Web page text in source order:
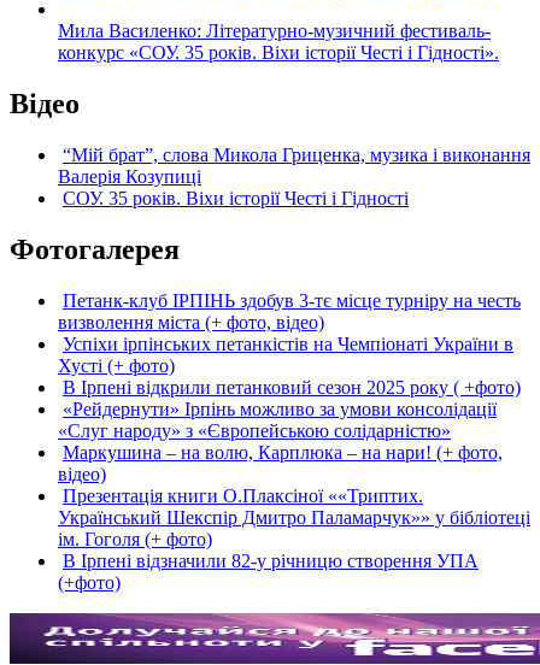
Мила Василенко: Літературно-музичний фестиваль-
конкурс «СОУ. 35 років. Віхи історії Честі і Гідності».
Відео
“Мій брат”, слова Микола Гриценка, музика і виконання
Валерія Козупиці
СОУ. 35 років. Віхи історії Честі і Гідності
Фотогалерея
Петанк-клуб ІРПІНЬ здобув 3-тє місце турніру на честь
визволення міста (+ фото, відео)
Успіхи ірпінських петанкістів на Чемпіонаті України в
Хусті (+ фото)
В Ірпені відкрили петанковий сезон 2025 року ( +фото)
«Рейдернути» Ірпінь можливо за умови консолідації
«Слуг народу» з «Європейською солідарністю»
Маркушина – на волю, Карплюка – на нари! (+ фото,
відео)
Презентація книги О.Плаксіної ««Триптих.
Український Шекспір Дмитро Паламарчук»» у бібліотеці
ім. Гоголя (+ фото)
В Ірпені відзначили 82-у річницю створення УПА
(+фото)